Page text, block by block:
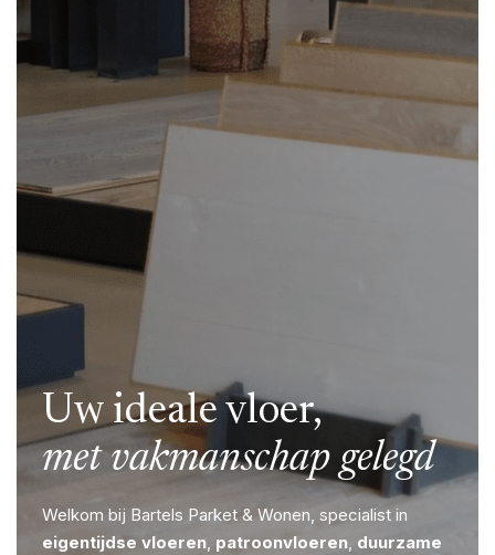
Uw ideale vloer,
met vakmanschap gelegd
Welkom bij Bartels Parket & Wonen, specialist in
eigentijdse vloeren, patroonvloeren, duurzame